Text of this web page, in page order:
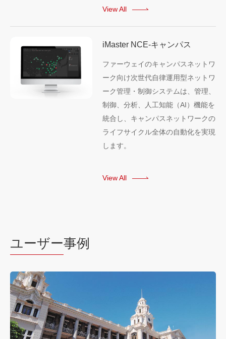
View All
iMaster NCE-キャンパス
ファーウェイのキャンパスネットワ
ーク向け次世代自律運用型ネットワ
ーク管理・制御システムは、管理、
制御、分析、人工知能（AI）機能を
統合し、キャンパスネットワークの
ライフサイクル全体の自動化を実現
します。
View All
ユーザー事例